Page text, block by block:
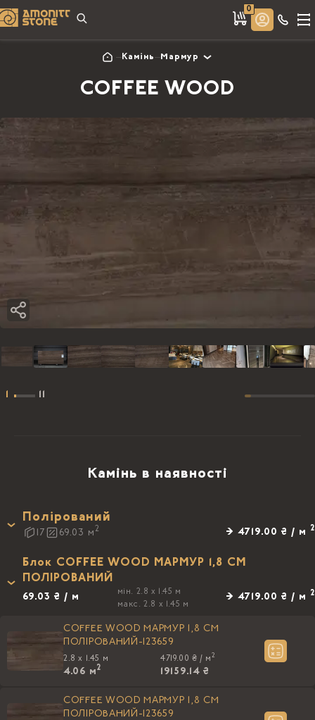
0
Камінь Мармур
COFFEE WOOD
1 11
Камінь в наявності
Полірований
17 69.03 м2 → 4719.00 ₴ / м 2
Блок COFFEE WOOD МАРМУР 1,8 CM
ПОЛIРОВАНИЙ
69.03 ₴ / м
мін. 2.8 x 1.45 м
макс. 2.8 x 1.45 м
→ 4719.00 ₴ / м 2
COFFEE WOOD МАРМУР 1,8 CM
ПОЛIРОВАНИЙ-123659
2.8 x 1.45 м
4.06 м2
4719.00 ₴ / м 2
19159.14 ₴
COFFEE WOOD МАРМУР 1,8 CM
ПОЛIРОВАНИЙ-123659